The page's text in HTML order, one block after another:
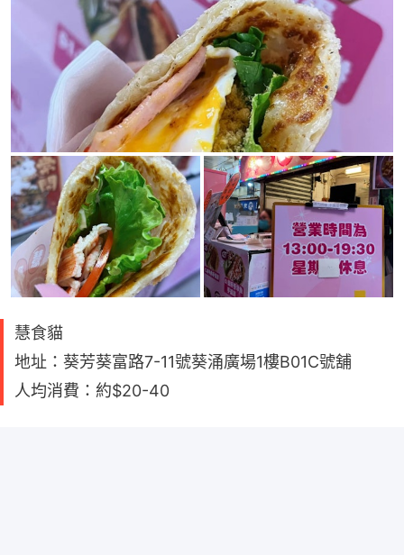
慧食貓
地址：葵芳葵富路7-11號葵涌廣場1樓B01C號舖
人均消費：約$20-40